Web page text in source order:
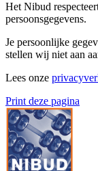
Het Nibud
persoonsgegevens.
Je persoonlijke
stellen wij niet aan
Lees onze
Print deze pagina